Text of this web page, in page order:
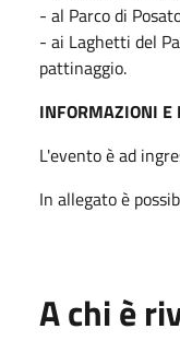
- al Parco di
- ai Laghetti del
pattinaggio.
INFORMAZIONI E
L'evento è ad
In allegato è
A chi è